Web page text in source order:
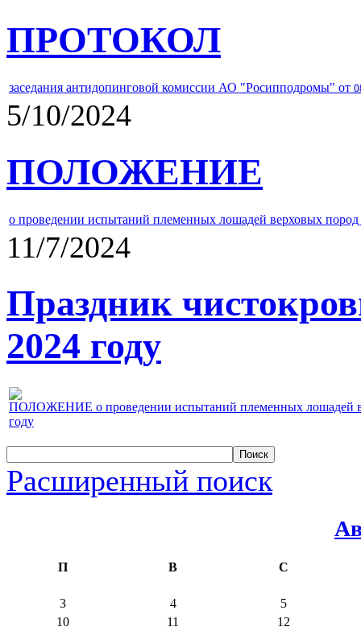
ПРОТОКОЛ
заседания антидопинговой комиссии АО "Росипподромы" от
5/10/2024
ПОЛОЖЕНИЕ
о проведении испытаний племенных лошадей верховых
11/7/2024
Праздник
2024 году
ПОЛОЖЕНИЕ о проведении испытаний племенных лошадей
году
Расширенный поиск
П В С
3 4
5
10
11
12